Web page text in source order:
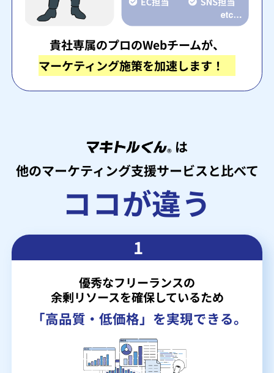
貴社専属のプロのWebチームが、
マーケティング施策を加速します！
は
他のマーケティング支援サービスと比べて
ココが違う
1
優秀なフリーランスの
余剰リソースを確保しているため
「高品質・低価格」を実現できる。